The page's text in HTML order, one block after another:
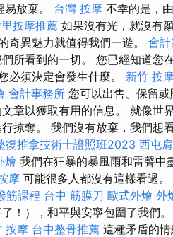
放棄。 台灣 按摩 不幸的是，
里按摩推薦 如果沒有光，就沒有
奇異魅力就值得我們一遊。 會計
所看到的一切。 您已經知道您
必須決定會發生什麼。 新竹 按
會計事務所 您可以出售、保留或
章以獲取有用的信息。 就像世
掠奪。 我們沒有放棄，我們想
復推拿技術士證照班2023 西屯
燴 我們在狂暴的暴風雨和雷聲中
摩 可能很多人都沒有這樣看過
筋課程 台中 筋膜刀 歐式外燴 外
！），和平與安寧包圍了我們。
按摩 台中整骨推薦 這種矛盾的